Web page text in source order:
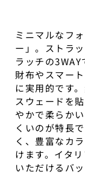
ミニマルなフ
ー」。ストラ
ラッチの
財布やスマー
に実用的です
スウェードを
やかで柔らか
くいのが特長
く、豊富なカ
けます。イタ
いただけるバッ